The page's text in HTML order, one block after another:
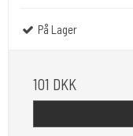
På Lager
101 DKK